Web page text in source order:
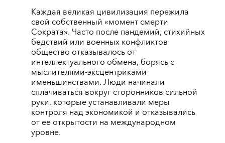
Каждая великая цивилизация пережила
свой собственный «момент смерти
Сократа». Часто после пандемий, стихийных
бедствий или военных конфликтов
общество отказывалось от
интеллектуального обмена, борясь с
мыслителями-эксцентриками
именьшинствами. Люди начинали
сплачиваться вокруг сторонников сильной
руки, которые устанавливали меры
контроля над экономикой и отказывались
от ее открытости на международном
уровне.